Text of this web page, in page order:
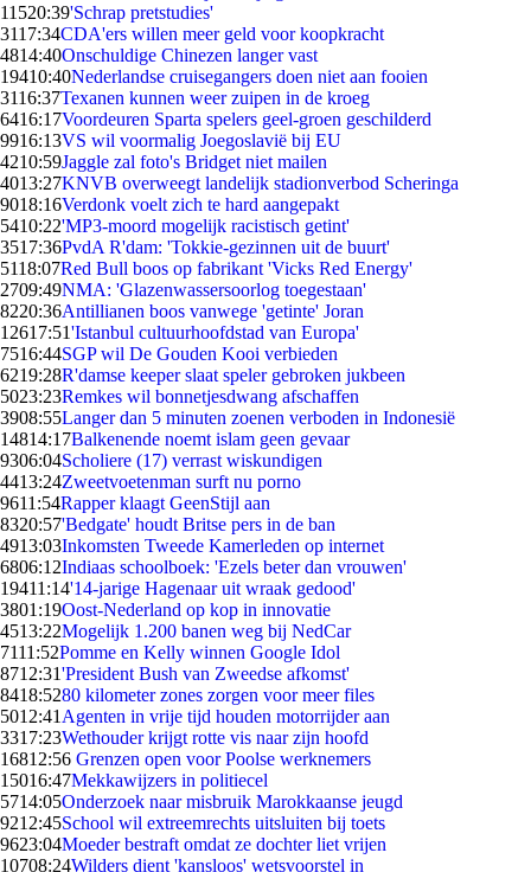
11520:39'Schrap pretstudies'
3117:34CDA'ers willen meer geld voor koopkracht
4814:40Onschuldige Chinezen langer vast
19410:40Nederlandse cruisegangers doen niet aan fooien
3116:37Texanen kunnen weer zuipen in de kroeg
6416:17Voordeuren Sparta spelers geel-groen geschilderd
9916:13VS wil voormalig Joegoslavië bij EU
4210:59Jaggle zal foto's Bridget niet mailen
4013:27KNVB overweegt landelijk stadionverbod Scheringa
9018:16Verdonk voelt zich te hard aangepakt
5410:22'MP3-moord mogelijk racistisch getint'
3517:36PvdA R'dam: 'Tokkie-gezinnen uit de buurt'
5118:07Red Bull boos op fabrikant 'Vicks Red Energy'
2709:49NMA: 'Glazenwassersoorlog toegestaan'
8220:36Antillianen boos vanwege 'getinte' Joran
12617:51'Istanbul cultuurhoofdstad van Europa'
7516:44SGP wil De Gouden Kooi verbieden
6219:28R'damse keeper slaat speler gebroken jukbeen
5023:23Remkes wil bonnetjesdwang afschaffen
3908:55Langer dan 5 minuten zoenen verboden in Indonesië
14814:17Balkenende noemt islam geen gevaar
9306:04Scholiere (17) verrast wiskundigen
4413:24Zweetvoetenman surft nu porno
9611:54Rapper klaagt GeenStijl aan
8320:57'Bedgate' houdt Britse pers in de ban
4913:03Inkomsten Tweede Kamerleden op internet
6806:12Indiaas schoolboek: 'Ezels beter dan vrouwen'
19411:14'14-jarige Hagenaar uit wraak gedood'
3801:19Oost-Nederland op kop in innovatie
4513:22Mogelijk 1.200 banen weg bij NedCar
7111:52Pomme en Kelly winnen Google Idol
8712:31'President Bush van Zweedse afkomst'
8418:5280 kilometer zones zorgen voor meer files
5012:41 Agenten in vrije tijd houden motorrijder aan
3317:23Wethouder krijgt rotte vis naar zijn hoofd
16812:56 Grenzen open voor Poolse werknemers
15016:47Mekkawijzers in politiecel
5714:05Onderzoek naar misbruik Marokkaanse jeugd
9212:45School wil extreemrechts uitsluiten bij toets
9623:04Moeder bestraft omdat ze dochter liet vrijen
10708:24Wilders dient 'kansloos' wetsvoorstel in